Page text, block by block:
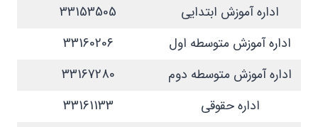
اداره آموزش ابتدایی
33153505
اداره آموزش متوسطه اول
33160206
اداره آموزش متوسطه دوم
33167280
اداره حقوقی
33161133